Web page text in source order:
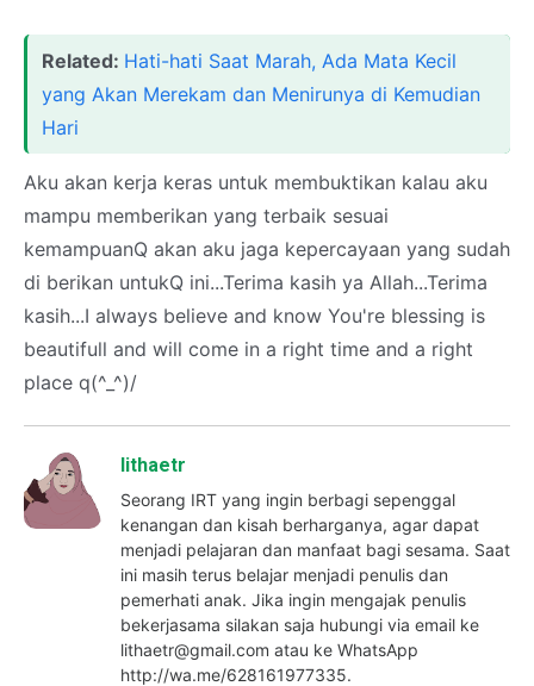
Related: Hati-hati Saat Marah, Ada Mata Kecil
yang Akan Merekam dan Menirunya di Kemudian
Hari
Aku akan kerja keras untuk membuktikan kalau aku
mampu memberikan yang terbaik sesuai
kemampuanQ akan aku jaga kepercayaan yang sudah
di berikan untukQ ini...Terima kasih ya Allah...Terima
kasih...I always believe and know You're blessing is
beautifull and will come in a right time and a right
place q(^_^)/
lithaetr
Seorang IRT yang ingin berbagi sepenggal
kenangan dan kisah berharganya, agar dapat
menjadi pelajaran dan manfaat bagi sesama. Saat
ini masih terus belajar menjadi penulis dan
pemerhati anak. Jika ingin mengajak penulis
bekerjasama silakan saja hubungi via email ke
lithaetr@gmail.com atau ke WhatsApp
http://wa.me/628161977335.